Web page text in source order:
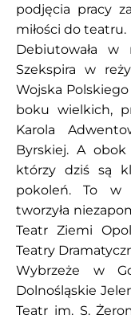
podjęcia pracy
miłości do teatru.
Debiutowała
Szekspira w
Wojska
boku wielkich,
Karola
Byrskiej. A
którzy dziś są
pokoleń. To w
tworzyła
Teatr Ziemi
Teatry
Wybrzeże w
Dolnośląskie
Teatr im. S.